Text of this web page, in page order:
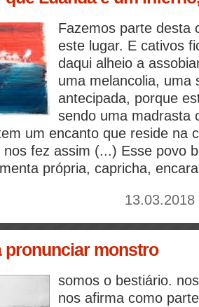
Fazemos parte desta
este lugar. E cativos
daqui alheio a
uma melancolia, uma
antecipada, porque
sendo uma madrasta
um encanto que reside na
nos fez assim (...) Esse povo
própria, capricha,
pronunciar monstro
somos o bestiário.
nos afirma como